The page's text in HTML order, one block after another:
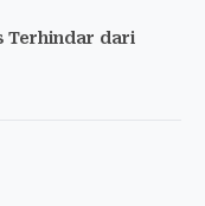
Terhindar dari